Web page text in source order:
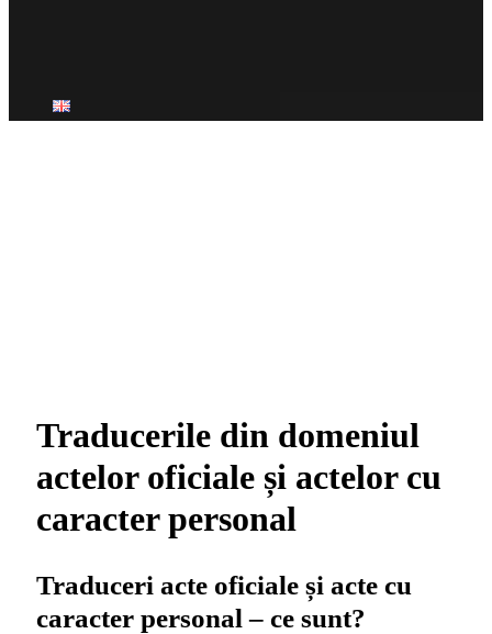
Traducerile din domeniul
actelor oficiale și actelor cu
caracter personal
Traduceri acte oficiale și acte cu
caracter personal – ce sunt?